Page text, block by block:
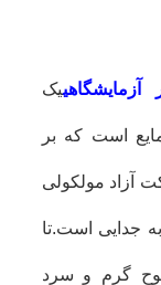
آزمایشگاهییک
است که بر
آزاد مولکولی
جدایی است.تا
گرم و سرد